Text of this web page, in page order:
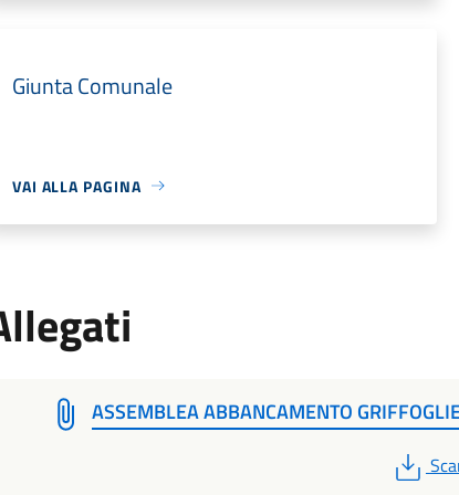
Giunta Comunale
VAI ALLA PAGINA
ASSEMBLEA ABBANCAMENTO
PDF